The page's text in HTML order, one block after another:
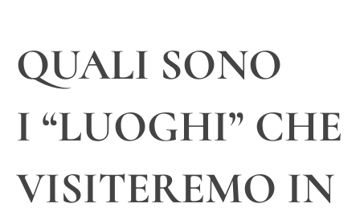
QUALI SONO
I “LUOGHI” CHE
VISITEREMO IN